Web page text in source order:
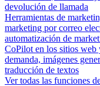
devolución de llamada
Herramientas de
marketing por correo
automatización de
CoPilot en los sitios web
demanda, imágenes
traducción de textos
Ver todas las funciones